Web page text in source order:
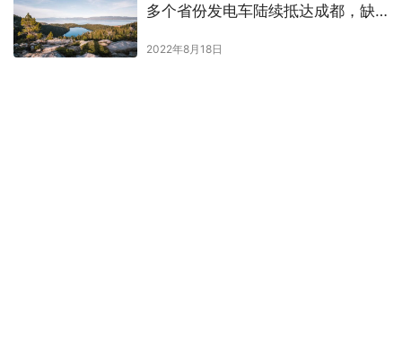
多个省份发电车陆续抵达成都，缺
2022年8月18日